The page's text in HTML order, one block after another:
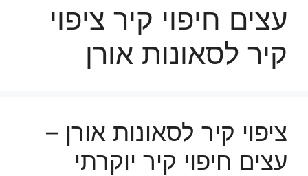
עצים חיפוי קיר ציפוי
קיר לסאונות אורן
ציפוי קיר לסאונות אורן –
עצים חיפוי קיר יוקרתי